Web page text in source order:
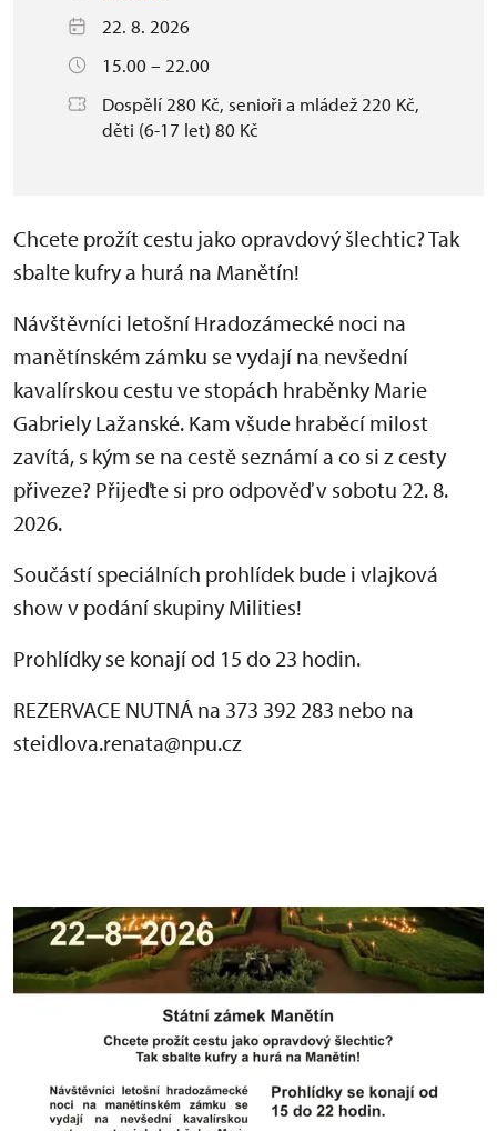
22. 8. 2026
15.00 – 22.00
Dospělí 280 Kč, senioři a mládež 220 Kč,
děti (6-17 let) 80 Kč
Chcete prožít cestu jako opravdový šlechtic? Tak
sbalte kufry a hurá na Manětín!
Návštěvníci letošní Hradozámecké noci na
manětínském zámku se vydají na nevšední
kavalírskou cestu ve stopách hraběnky Marie
Gabriely Lažanské. Kam všude hraběcí milost
zavítá, s kým se na cestě seznámí a co si z cesty
přiveze? Přijeďte si pro odpověď v sobotu 22. 8.
2026.
Součástí speciálních prohlídek bude i vlajková
show v podání skupiny Milities!
Prohlídky se konají od 15 do 23 hodin.
REZERVACE NUTNÁ na 373 392 283 nebo na
steidlova.renata@npu.cz